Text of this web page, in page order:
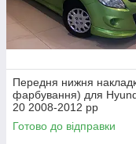
Передня нижня
фарбування) для
20 2008-2012 рр
Готово до відправки